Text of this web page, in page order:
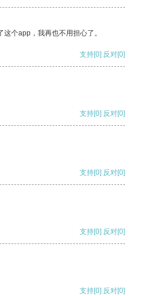
个app，我再也不用担心了。
支持[0] 反对[0]
支持[0] 反对[0]
支持[0] 反对[0]
支持[0] 反对[0]
支持[0] 反对[0]